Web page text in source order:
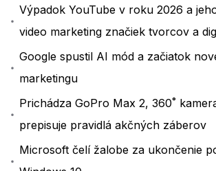
Výpadok YouTube v roku 2026 a
video marketing značiek tvorcov a
Google spustil AI mód a začiatok
marketingu
Prichádza GoPro Max 2, 360˚
prepisuje pravidlá akčných záberov
Microsoft čelí žalobe za ukončenie